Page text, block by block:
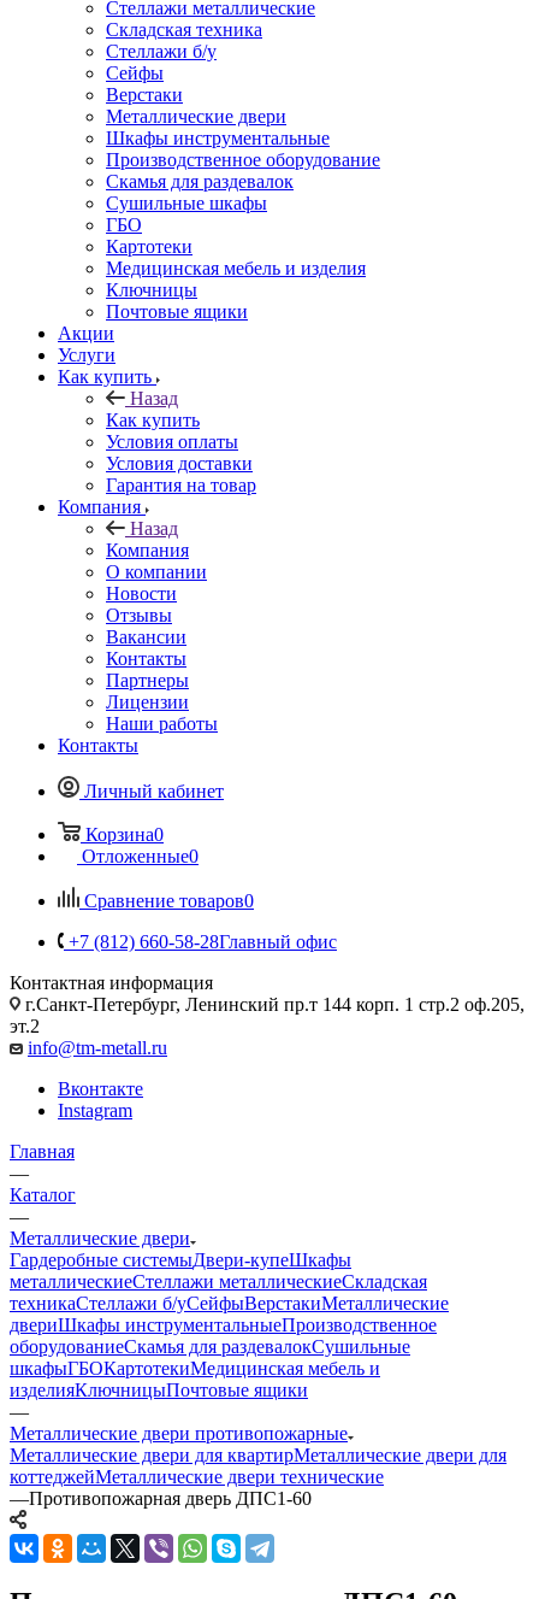
Стеллажи металлические
Складская техника
Стеллажи б/у
Сейфы
Верстаки
Металлические двери
Шкафы инструментальные
Производственное оборудование
Скамья для раздевалок
Сушильные шкафы
ГБО
Картотеки
Медицинская мебель и изделия
Ключницы
Почтовые ящики
Акции
Услуги
Как купить
Назад
Как купить
Условия оплаты
Условия доставки
Гарантия на товар
Компания
Назад
Компания
О компании
Новости
Отзывы
Вакансии
Контакты
Партнеры
Лицензии
Наши работы
Контакты
Личный кабинет
Корзина0
Отложенные0
Сравнение товаров0
+7 (812) 660-58-28Главный офис
Контактная информация
г.Санкт-Петербург, Ленинский пр.т 144 корп. 1 стр.2 оф.205,
эт.2
info@tm-metall.ru
Вконтакте
Instagram
Главная
—
Каталог
—
Металлические двери
Гардеробные системыДвери-купеШкафы
металлическиеСтеллажи металлическиеСкладская
техникаСтеллажи б/уСейфыВерстакиМеталлические
двериШкафы инструментальныеПроизводственное
оборудованиеСкамья для раздевалокСушильные
шкафыГБОКартотекиМедицинская мебель и
изделияКлючницыПочтовые ящики
—
Металлические двери противопожарные
Металлические двери для квартирМеталлические двери для
коттеджейМеталлические двери технические
—Противопожарная дверь ДПС1-60